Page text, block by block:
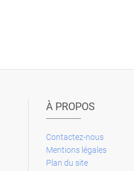
À PROPOS
Contactez-nous
Mentions légales
Plan du site